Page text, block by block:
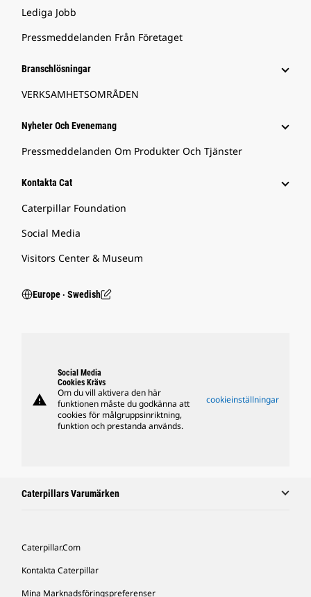
Lediga Jobb
Pressmeddelanden Från Företaget
Branschlösningar
VERKSAMHETSOMRÅDEN
Nyheter Och Evenemang
Pressmeddelanden Om Produkter Och Tjänster
Kontakta Cat
Caterpillar Foundation
Social Media
Visitors Center & Museum
Europe ‧ Swedish
warning
Social Media
Cookies Krävs
Om du vill aktivera den här
funktionen måste du godkänna att
cookies för målgruppsinriktning,
funktion och prestanda används.
cookieinställningar
Caterpillars Varumärken
Caterpillar.com
Kontakta Caterpillar
Mina Marknadsföringspreferenser